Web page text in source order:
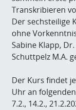
Transkribieren
Der sechsteilige
ohne
Sabine Klapp,
Schuttpelz M.A.
Der Kurs findet
Uhr an
7.2., 14.2.,